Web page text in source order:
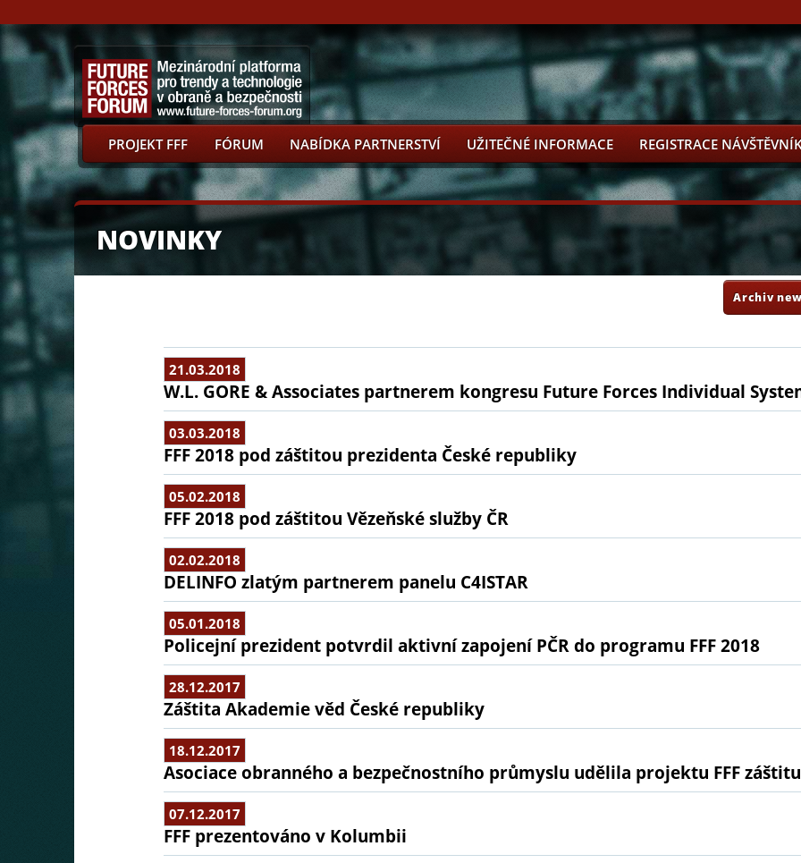
PROJEKT FFF FÓRUM NABÍDKA PARTNERSTVÍ UŽITEČNÉ INFORMACE REGISTRACE
NOVINKY
Archiv
21.03.2018
W.L. GORE & Associates partnerem kongresu Future Forces Individual
03.03.2018
FFF 2018 pod záštitou prezidenta České republiky
05.02.2018
FFF 2018 pod záštitou Vězeňské služby ČR
02.02.2018
DELINFO zlatým partnerem panelu C4ISTAR
05.01.2018
Policejní prezident potvrdil aktivní zapojení PČR do programu FFF 2018
28.12.2017
Záštita Akademie věd České republiky
18.12.2017
Asociace obranného a bezpečnostního průmyslu udělila projektu FFF záštitu
07.12.2017
FFF prezentováno v Kolumbii